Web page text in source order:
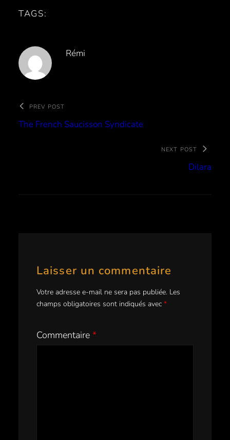
TAGS:
Rémi
PREV POST
The French Saucisson Syndicate
NEXT POST
Dilara
Laisser un commentaire
Votre adresse e-mail ne sera pas publiée. Les
champs obligatoires sont indiqués avec *
Commentaire *